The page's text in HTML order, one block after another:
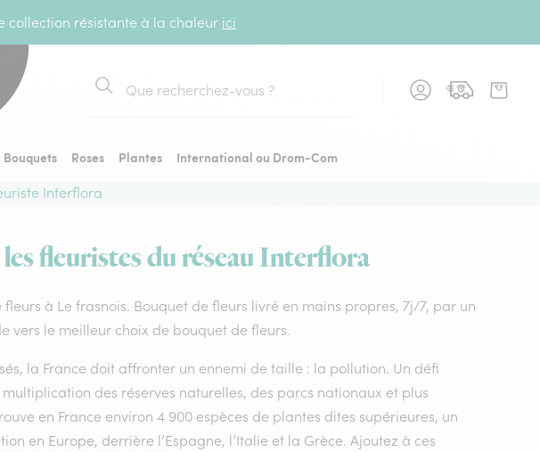
collection résistante à la chaleur ici
Rechercher
Bouquets Roses Plantes
International ou Drom-Com
Interflora
fleuristes du réseau Interflora
à Le frasnois. Bouquet de fleurs livré en mains propres, 7j/7, par un
vers le meilleur choix de bouquet de fleurs.
la France doit affronter un ennemi de taille : la pollution. Un défi
des réserves naturelles, des parcs nationaux et plus
en France environ 4 900 espèces de plantes dites supérieures, un
en Europe, derrière l’Espagne, l’Italie et la Grèce. Ajoutez à ces